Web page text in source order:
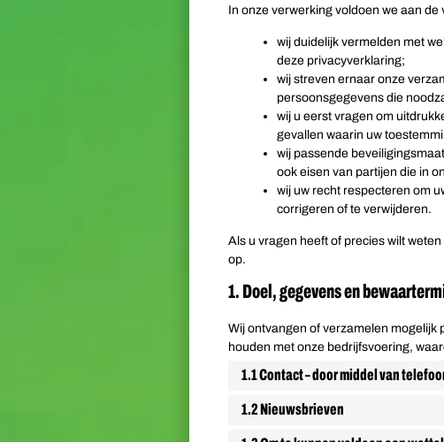
In onze verwerking voldoen we aan
wij duidelijk vermelden met
deze privacyverklaring;
wij streven ernaar onze
persoonsgegevens die
wij u eerst vragen om
gevallen waarin uw
wij passende
ook eisen van partijen die in
wij uw recht respecteren om
corrigeren of te verwijderen.
Als u vragen heeft of precies wilt
op.
1. Doel, gegevens en
Wij ontvangen of verzamelen
houden met onze bedrijfsvoering,
1.1 Contact – door middel van
1.2 Nieuwsbrieven